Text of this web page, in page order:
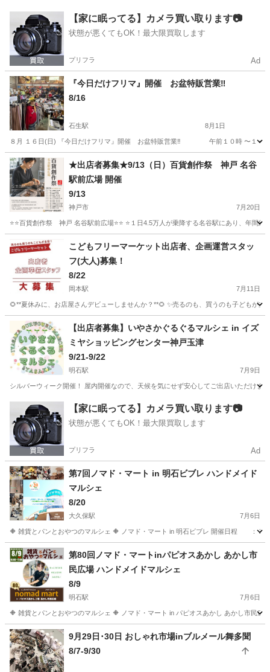
宝塚市 宝塚南口駅 フリーマーケット アップサイクル
【家に眠ってる】カメラ買い取ります📷
状態が悪くてもOK！最大限買取します
プリフラ Ad
『今日だけフリマ』開催 お盆特販営業‼️
8/16
石生駅 8月1日
８月 １６日(日) 『今日だけフリマ』開催 お盆特販営業‼️ 午前１０時 〜
兵庫 丹波市 石生駅 フリーマーケット セール
★出店者募集★9/13（日）百貨創作祭 神戸 名谷
駅前広場 開催
9/13
神戸市 7月20日
⭐️⭐️百貨創作祭 神戸 名谷駅前広場⭐️⭐️ ⭐️１日4.5万人が乗降する名谷駅にあり、年間
兵庫 神戸市 フリーマーケット キッチンカー
こどもフリーマーケット出店者、企画運営スタッ
フ(大人)募集！
8/22
岡本駅 7月11日
🌻**夏休みに、お店屋さんデビューしませんか？**🌻 ✨売るのも、買うのも子どもが
兵庫 神戸市 岡本駅 フリーマーケット 子ども
【出店者募集】いやさかぐるぐるマルシェ in イズ
ミヤショッピングセンター神戸玉津
9/21-9/22
明石駅 7月9日
シルバーウィーク開催！ 屋内開催なので、天候を気にせず安心してご出店いただけ
神戸市 明石駅 フリーマーケット 玉津
【家に眠ってる】カメラ買い取ります📷
状態が悪くてもOK！最大限買取します
プリフラ Ad
第7回ノマド・マート in 明石ビブレ ハンドメイド
マルシェ
8/20
大久保駅 7月6日
🔶 雑貨とパンとおやつのマルシェ 🔶 ノマド・マート in 明石ビブレ 開催日程 ：
兵庫 明石市 大久保駅 フリーマーケット
第80回ノマド・マートinパピオスあかし あかし市
民広場 ハンドメイドマルシェ
8/9
明石駅 7月6日
🔶 雑貨とパンとおやつのマルシェ 🔶 ノマド・マート in パピオスあかし あかし
兵庫 明石市 明石駅 フリーマーケット 会場
9月29日･30日 おしゃれ市場inブルメール舞多聞
8/7-9/30